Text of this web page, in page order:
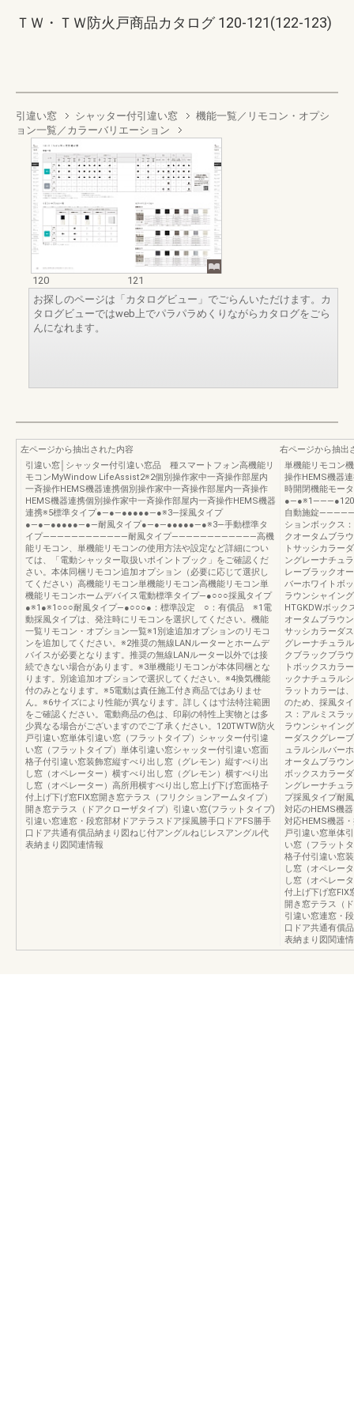
ＴＷ・ＴＷ防火戸商品カタログ 120-121(122-123)
引違い窓 シャッター付引違い窓
機能一覧／リモコン・オプシ
ョン一覧／カラーバリエーション
120
121
お探しのページは「カタログビュー」でごらんいただけます。カ
タログビューではweb上でパラパラめくりながらカタログをごら
んになれます。
左ページから抽出された内容
引違い窓│シャッター付引違い窓品 種スマートフォン高機能リ
モコンMyWindow LifeAssist2※2個別操作家中一斉操作部屋内
一斉操作HEMS機器連携個別操作家中一斉操作部屋内一斉操作
HEMS機器連携個別操作家中一斉操作部屋内一斉操作HEMS機器
連携※5標準タイプ●―●―●●●●●―●※3―採風タイプ
●―●―●●●●●―●―耐風タイプ●―●―●●●●●―●※3―手動標準タ
イプ――――――――――――耐風タイプ――――――――――――高機
能リモコン、単機能リモコンの使用方法や設定など詳細につい
ては、「電動シャッター取扱いポイントブック」をご確認くだ
さい。本体同梱リモコン追加オプション（必要に応じて選択し
てください）高機能リモコン単機能リモコン高機能リモコン単
機能リモコンホームデバイス電動標準タイプ―●○○○採風タイプ
●※1●※1○○○耐風タイプ―●○○○●：標準設定 ○：有償品 ※1電
動採風タイプは、発注時にリモコンを選択してください。機能
一覧リモコン・オプション一覧※1別途追加オプションのリモコ
ンを追加してください。※2推奨の無線LANルーターとホームデ
バイスが必要となります。推奨の無線LANルーター以外では接
続できない場合があります。※3単機能リモコンが本体同梱とな
ります。別途追加オプションで選択してください。※4換気機能
付のみとなります。※5電動は責任施工付き商品ではありませ
ん。※6サイズにより性能が異なります。詳しくは寸法特注範囲
をご確認ください。電動商品の色は、印刷の特性上実物とは多
少異なる場合がございますのでご了承ください。120TWTW防火
戸引違い窓単体引違い窓（フラットタイプ）シャッター付引違
い窓（フラットタイプ）単体引違い窓シャッター付引違い窓面
格子付引違い窓装飾窓縦すべり出し窓（グレモン）縦すべり出
し窓（オペレーター）横すべり出し窓（グレモン）横すべり出
し窓（オペレーター）高所用横すべり出し窓上げ下げ窓面格子
付上げ下げ窓FIX窓開き窓テラス（フリクションアームタイプ）
開き窓テラス（ドアクローザタイプ）引違い窓(フラットタイプ)
引違い窓連窓・段窓部材ドアテラスドア採風勝手口ドアFS勝手
口ドア共通有償品納まり図ねじ付アングルねじレスアングル代
表納まり図関連情報
右ページから抽出
単機能リモコン
操作HEMS機器
時開閉機能モー
自動施錠
ションボックス
クオータムブラ
トサッシカラー
ングレーナチュ
レーブラックオ
バーホワイトボ
ラウンシャイン
HTGKDWボック
オータムブラウ
サッシカラーダ
グレーナチュラ
クブラックブラ
トボックスカラ
ックナチュラル
ラットカラーは
のため、採風タ
ス：アルミスラ
ラウンシャイン
ーダスクグレー
ュラルシルバー
オータムブラウ
ボックスカラー
ングレーナチュ
プ採風タイプ耐
対応のHEMS機
対応HEMS機器
戸引違い窓単体
い窓（フラット
格子付引違い窓
し窓（オペレー
し窓（オペレー
付上げ下げ窓FIX
開き窓テラス（
引違い窓連窓・
口ドア共通有償
表納まり図関連